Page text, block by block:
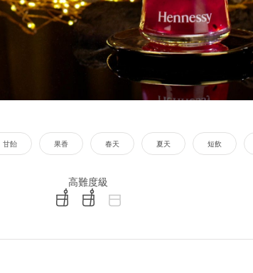
甘飴 果香 春天 夏天 短飲
高難度級
difficulty level: easy
difficulty level: intermediate